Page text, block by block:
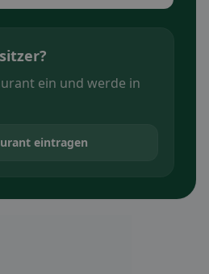
ein und werde in
eintragen